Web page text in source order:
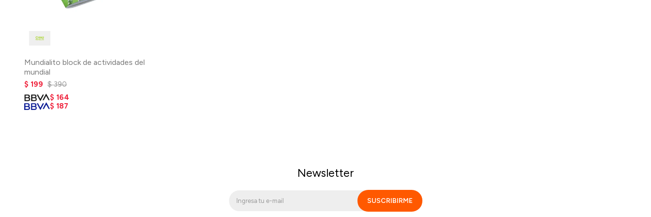
Mundialito block de actividades del
mundial
$ 199 $ 390
$ 164
$ 187
Newsletter
SUSCRIBIRME